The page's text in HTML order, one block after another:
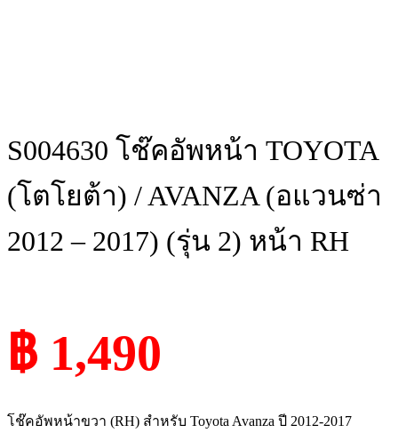
S004630 โช๊คอัพหน้า TOYOTA
(โตโยต้า) / AVANZA (อแวนซ่า
2012 – 2017) (รุ่น 2) หน้า RH
฿ 1,490
โช๊คอัพหน้าขวา (RH) สำหรับ Toyota Avanza ปี 2012-2017